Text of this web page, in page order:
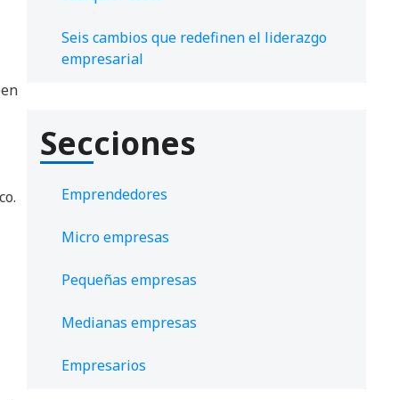
Seis cambios que redefinen el liderazgo
empresarial
Secciones
Emprendedores
Micro empresas
Pequeñas empresas
Medianas empresas
Empresarios